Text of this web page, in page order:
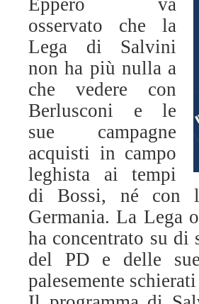
Epperò va
osservato che la
Lega di Salvini
non ha più nulla a
che vedere con
Berlusconi e le
sue campagne
acquisti in campo
leghista ai tempi
di Bossi, né con
Germania. La Lega
ha concentrato su di
del PD e delle
palesemente